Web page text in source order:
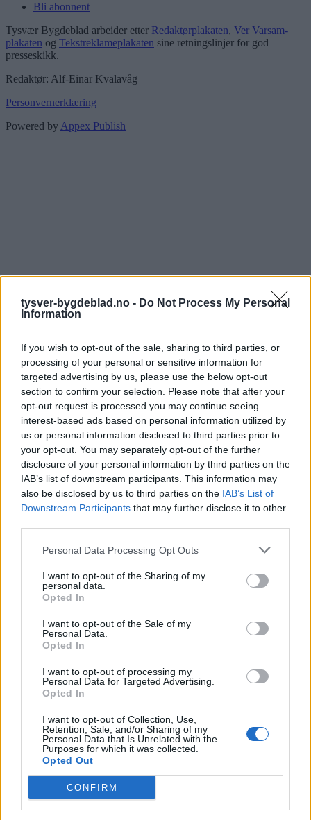
tysver-bygdeblad.no - Do Not Process My Personal
Information
If you wish to opt-out of the sale, sharing to third parties, or
processing of your personal or sensitive information for
targeted advertising by us, please use the below opt-out
section to confirm your selection. Please note that after your
opt-out request is processed you may continue seeing
interest-based ads based on personal information utilized by
us or personal information disclosed to third parties prior to
your opt-out. You may separately opt-out of the further
disclosure of your personal information by third parties on the
IAB’s list of downstream participants. This information may
also be disclosed by us to third parties on the IAB’s List of
Downstream Participants that may further disclose it to other
Personal Data Processing Opt Outs
I want to opt-out of the Sharing of my
personal data.
Opted In
I want to opt-out of the Sale of my
Personal Data.
Opted In
I want to opt-out of processing my
Personal Data for Targeted Advertising.
Opted In
I want to opt-out of Collection, Use,
Retention, Sale, and/or Sharing of my
Personal Data that Is Unrelated with the
Purposes for which it was collected.
Opted Out
CONFIRM
Bli abonnent
Tysvær Bygdeblad arbeider etter Redaktørplakaten, Ver Varsam-
plakaten og Tekstreklameplakaten sine retningslinjer for god
presseskikk.
Redaktør: Alf-Einar Kvalavåg
Personvernerklæring
Powered byAppex Publish